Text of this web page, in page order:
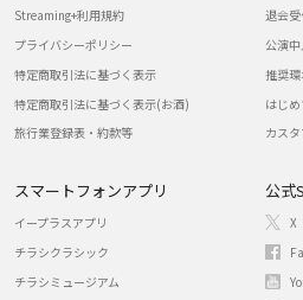
Streaming+利用規約
プライバシーポリシー
特定商取引法に基づく表示
特定商取引法に基づく表示(お酒)
旅行業登録表・約款等
退会
公演
推奨
はじ
カス
スマートフォンアプリ
イープラスアプリ
チラシクラシック
チラシミュージアム
公式
X